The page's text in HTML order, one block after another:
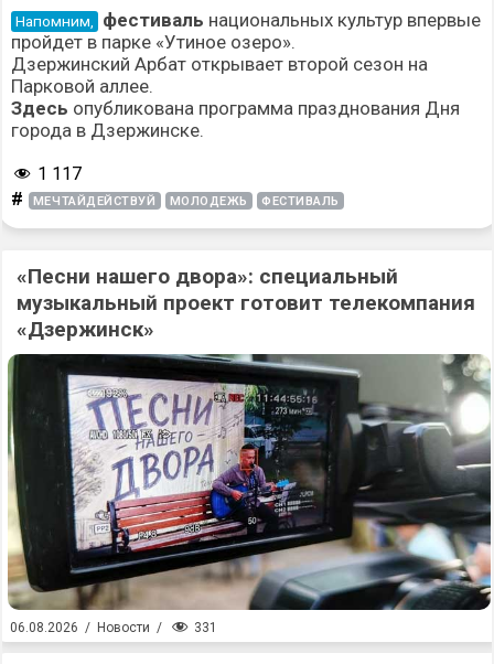
Напомним, фестиваль национальных культур впервые
пройдет в парке «Утиное озеро».
Дзержинский Арбат открывает второй сезон на
Парковой аллее.
Здесь опубликована программа празднования Дня
города в Дзержинске.
1 117
# МЕЧТАЙДЕЙСТВУЙ МОЛОДЕЖЬ ФЕСТИВАЛЬ
«Песни нашего двора»: специальный
музыкальный проект готовит телекомпания
«Дзержинск»
06.08.2026 / Новости / 331